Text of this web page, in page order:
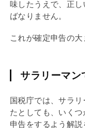
味したうえで、正
ばなりません。
これが確定申告の大
サラリーマン
国税庁では、サラ
たとしても、いく
申告をするよう解説